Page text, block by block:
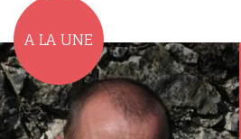
A LA UNE